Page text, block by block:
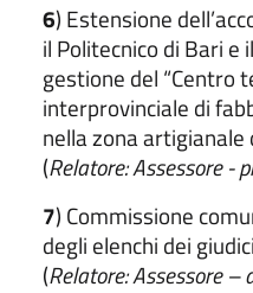
6) Estensione
il Politecnico di Bari e
gestione del “Centro
interprovinciale di
nella zona artigianale
(Relatore: Assessore -
7) Commissione
degli elenchi dei
(Relatore: Assessore –